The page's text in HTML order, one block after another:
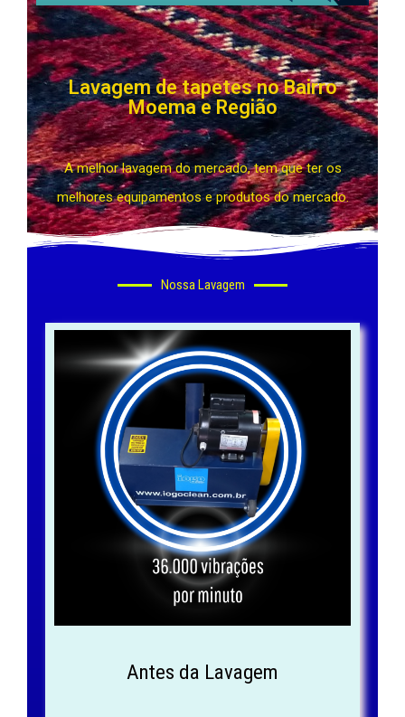
Lavagem de tapetes no Bairro
Moema e Região
A melhor lavagem do mercado, tem que ter os
melhores equipamentos e produtos do mercado.
Nossa Lavagem
Antes da Lavagem